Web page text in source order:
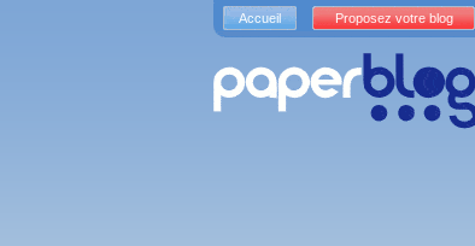
Accueil Proposez votre blog